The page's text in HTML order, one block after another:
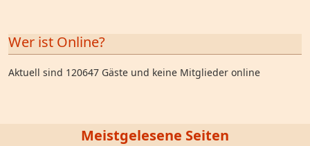
Wer ist Online?
Aktuell sind 120647 Gäste und keine Mitglieder online
Meistgelesene Seiten